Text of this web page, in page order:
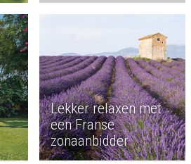
Lekker relaxen met
een Franse
zonaanbidder